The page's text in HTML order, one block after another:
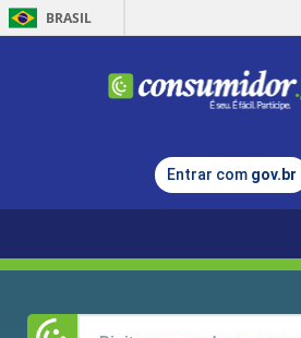
BRASIL
Entrar com gov.br